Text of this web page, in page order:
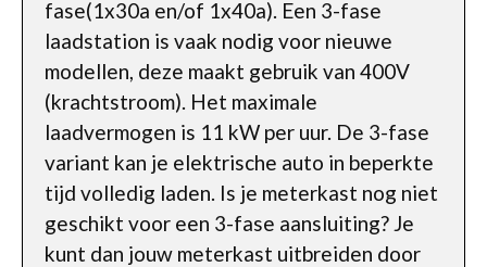
fase(1x30a en/of 1x40a). Een 3-fase
laadstation is vaak nodig voor nieuwe
modellen, deze maakt gebruik van 400V
(krachtstroom). Het maximale
laadvermogen is 11 kW per uur. De 3-fase
variant kan je elektrische auto in beperkte
tijd volledig laden. Is je meterkast nog niet
geschikt voor een 3-fase aansluiting? Je
kunt dan jouw meterkast uitbreiden door